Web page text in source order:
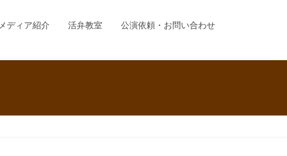
メディア紹介 活弁教室 公演依頼・お問い合わせ